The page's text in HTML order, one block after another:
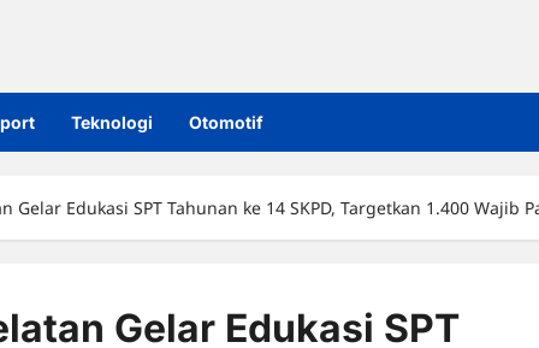
Teknologi Otomotif
Gelar Edukasi SPT Tahunan ke 14 SKPD, Targetkan 1.400 Wajib
Gelar Edukasi SPT